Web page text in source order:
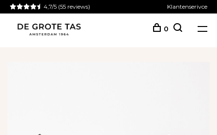
4,7/5 (55 reviews) Klantenserivce
0